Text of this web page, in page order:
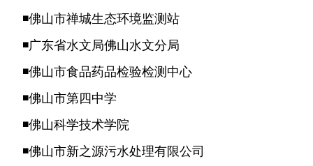
◾佛山市禅城生态环境监测站
◾广东省水文局佛山水文分局
◾佛山市食品药品检验检测中心
◾佛山市第四中学
◾佛山科学技术学院
◾佛山市新之源污水处理有限公司